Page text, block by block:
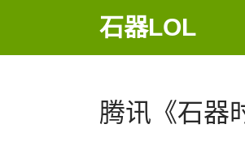
石器LOL
腾讯《石器